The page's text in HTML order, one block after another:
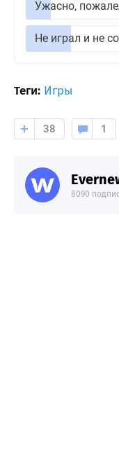
Ужасно,
Не играл и не
Теги: Игры
38 1
8090